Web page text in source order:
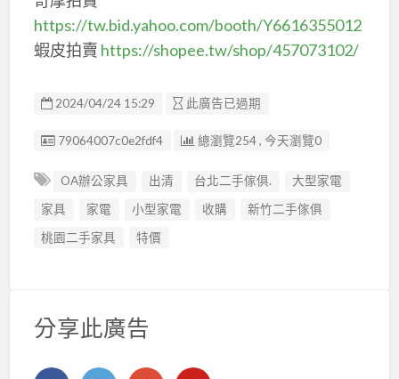
https://tw.bid.yahoo.com/booth/Y6616355012
蝦皮拍賣 https://shopee.tw/shop/457073102/
2024/04/24 15:29 此廣告已過期
廣告编號
79064007c0e2fdf4 總瀏覽254 , 今天瀏覽0
OA辦公家具 出清 台北二手傢俱.
大型家電
家具
家電 小型家電 收購
新竹二手傢俱
桃園二手家具
特價
分享此廣告